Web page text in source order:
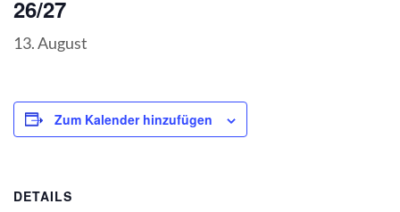
26/27
13. August
Zum Kalender hinzufügen
DETAILS